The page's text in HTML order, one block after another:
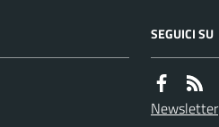
SEGUICI SU
Newsletter